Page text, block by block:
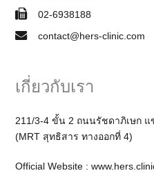
02-6938188
contact@hers-clinic.com
เกี่ยวกับเรา
211/3-4 ขั้น 2 ถนนรัชดาภิเษก แ
(MRT สุทธิสาร ทางออกที่ 4)
Official Website :